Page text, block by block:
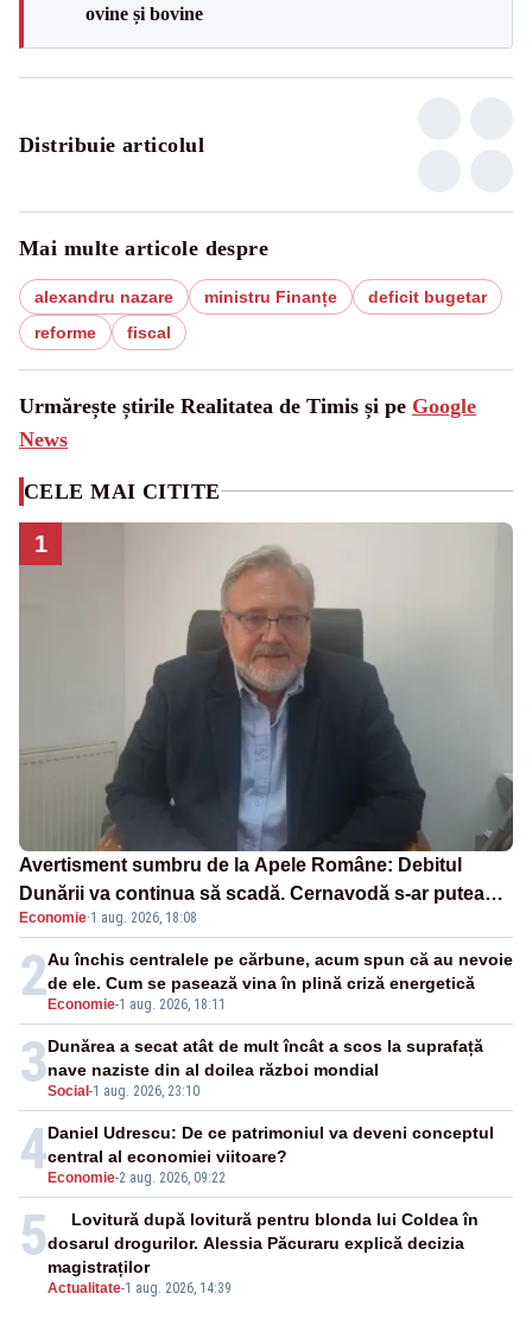
ovine și bovine
Distribuie articolul
Mai multe articole despre
alexandru nazare ministru Finanțe
deficit bugetar
reforme
fiscal
Urmărește știrile Realitatea de Timis și pe Google
News
CELE MAI CITITE
1
Avertisment sumbru de la Apele Române: Debitul
Dunării va continua să scadă. Cernavodă s-ar putea
închide în 4 zile
Economie·1 aug. 2026, 18:08
2 Economie-1 aug. 2026, 18:11
Au închis centralele pe cărbune, acum spun că au nevoie
de ele. Cum se pasează vina în plină criză energetică
3Social -1 aug. 2026, 23:10
Dunărea a secat atât de mult încât a scos la suprafață
nave naziste din al doilea război mondial
4 Economie-2 aug. 2026, 09:22
Daniel Udrescu: De ce patrimoniul va deveni conceptul
central al economiei viitoare?
5
Actualitate-1 aug. 2026, 14:39
Lovitură după lovitură pentru blonda lui Coldea în
dosarul drogurilor. Alessia Păcuraru explică decizia
magistraților